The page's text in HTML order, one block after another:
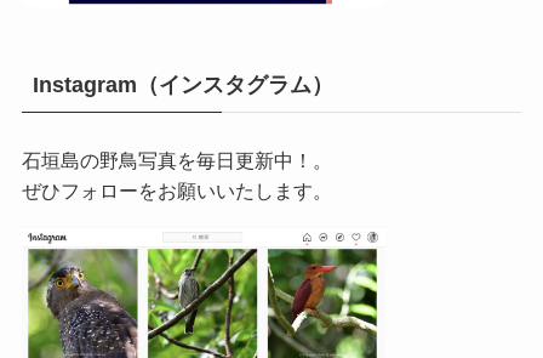
Instagram（インスタグラム）
石垣島の野鳥写真を毎日更新中！。
ぜひフォローをお願いいたします。